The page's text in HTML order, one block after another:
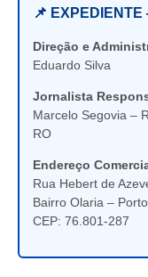
📌
Direção e
Eduardo Silva
Jornalista
Marcelo Segovia –
RO
Endereço
Rua Hebert de
Bairro Olaria –
CEP: 76.801-287